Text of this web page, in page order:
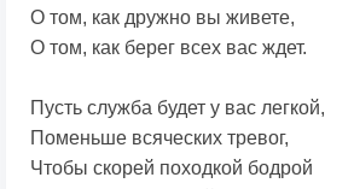
О том, как дружно вы живете,
О том, как берег всех вас ждет.
Пусть служба будет у вас легкой,
Поменьше всяческих тревог,
Чтобы скорей походкой бодрой